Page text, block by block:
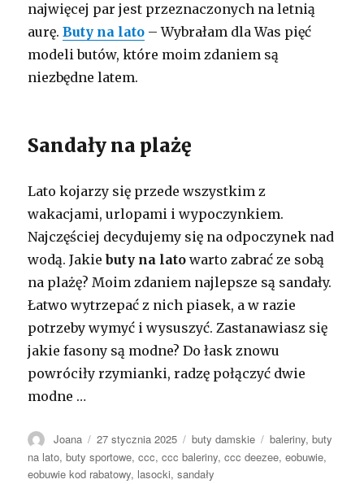
najwięcej par jest przeznaczonych na letnią
aurę.Buty na lato – Wybrałam dla Was pięć
modeli butów, które moim zdaniem są
niezbędne latem.
Sandały na plażę
Lato kojarzy się przede wszystkim z
wakacjami, urlopami i wypoczynkiem.
Najczęściej decydujemy się na odpoczynek nad
wodą. Jakiebuty na lato warto zabrać ze sobą
na plażę? Moim zdaniem najlepsze są sandały.
Łatwo wytrzepać z nich piasek, a w razie
potrzeby wymyć i wysuszyć. Zastanawiasz się
jakie fasony są modne? Do łask znowu
powróciły rzymianki, radzę połączyć dwie
modne …
Autor
Joana Opublikowano
27 stycznia 2025 Kategorie
buty damskie Tagi
baleriny,buty
na lato,buty sportowe,ccc,ccc baleriny,ccc deezee,eobuwie,
eobuwie kod rabatowy, lasocki,sandały